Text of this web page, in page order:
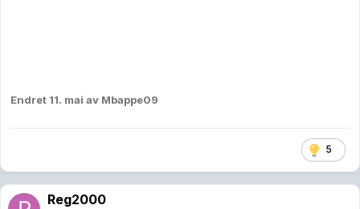
Endret 11. mai av Mbappe09
5
Reg2000